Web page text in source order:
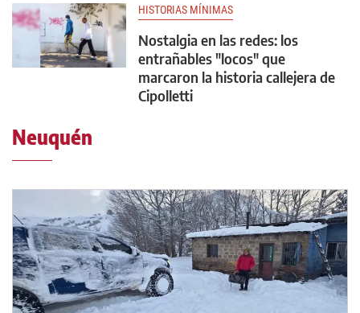
HISTORIAS MÍNIMAS
Nostalgia en las redes: los
entrañables "locos" que
marcaron la historia callejera de
Cipolletti
Neuquén